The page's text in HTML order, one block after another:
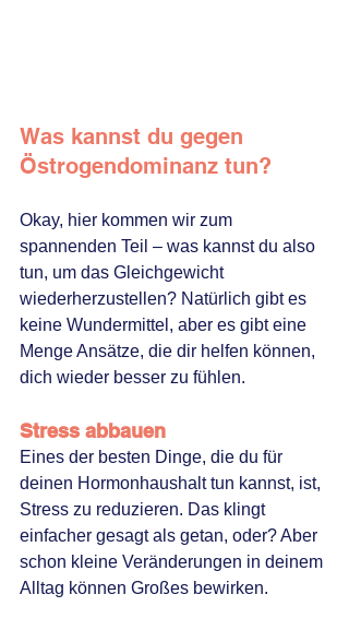
Was kannst du gegen
Östrogendominanz tun?
Okay, hier kommen wir zum
spannenden Teil – was kannst du also
tun, um das Gleichgewicht
wiederherzustellen? Natürlich gibt es
keine Wundermittel, aber es gibt eine
Menge Ansätze, die dir helfen können,
dich wieder besser zu fühlen.
Stress abbauen
Eines der besten Dinge, die du für
deinen Hormonhaushalt tun kannst, ist,
Stress zu reduzieren. Das klingt
einfacher gesagt als getan, oder? Aber
schon kleine Veränderungen in deinem
Alltag können Großes bewirken.